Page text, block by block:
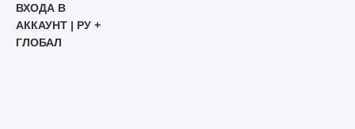
ВХОДА В
АККАУНТ | РУ +
ГЛОБАЛ